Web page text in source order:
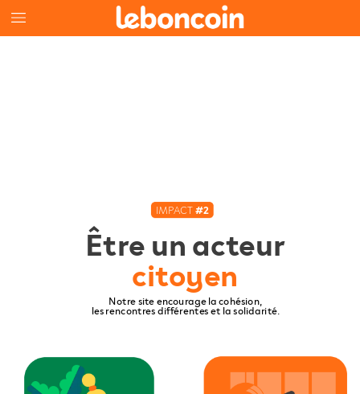
Être un acteur
citoyen
Notresiteencourage lacohésion,
lesrencontresdifférentes et la solidarité.
IMPACT #2